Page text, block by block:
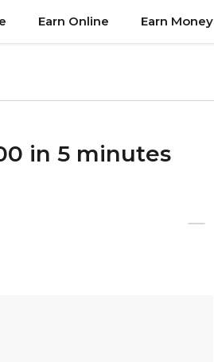
Earn Online Earn Money
in 5 minutes